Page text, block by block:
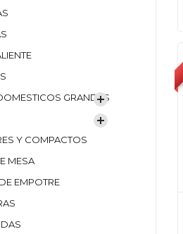
GRANDES
Y COMPACTOS
MESA
EMPOTRE